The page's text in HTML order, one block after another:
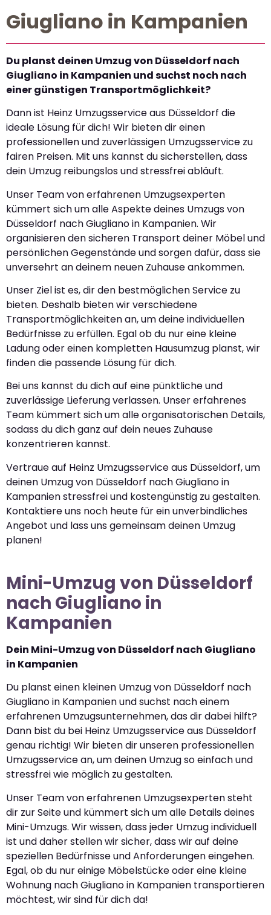
Giugliano in Kampanien
Du planst deinen Umzug von Düsseldorf nach
Giugliano in Kampanien und suchst noch nach
einer günstigen Transportmöglichkeit?
Dann ist Heinz Umzugsservice aus Düsseldorf die
ideale Lösung für dich! Wir bieten dir einen
professionellen und zuverlässigen Umzugsservice zu
fairen Preisen. Mit uns kannst du sicherstellen, dass
dein Umzug reibungslos und stressfrei abläuft.
Unser Team von erfahrenen Umzugsexperten
kümmert sich um alle Aspekte deines Umzugs von
Düsseldorf nach Giugliano in Kampanien. Wir
organisieren den sicheren Transport deiner Möbel und
persönlichen Gegenstände und sorgen dafür, dass sie
unversehrt an deinem neuen Zuhause ankommen.
Unser Ziel ist es, dir den bestmöglichen Service zu
bieten. Deshalb bieten wir verschiedene
Transportmöglichkeiten an, um deine individuellen
Bedürfnisse zu erfüllen. Egal ob du nur eine kleine
Ladung oder einen kompletten Hausumzug planst, wir
finden die passende Lösung für dich.
Bei uns kannst du dich auf eine pünktliche und
zuverlässige Lieferung verlassen. Unser erfahrenes
Team kümmert sich um alle organisatorischen Details,
sodass du dich ganz auf dein neues Zuhause
konzentrieren kannst.
Vertraue auf Heinz Umzugsservice aus Düsseldorf, um
deinen Umzug von Düsseldorf nach Giugliano in
Kampanien stressfrei und kostengünstig zu gestalten.
Kontaktiere uns noch heute für ein unverbindliches
Angebot und lass uns gemeinsam deinen Umzug
planen!
Mini-Umzug von Düsseldorf
nach Giugliano in
Kampanien
Dein Mini-Umzug von Düsseldorf nach Giugliano
in Kampanien
Du planst einen kleinen Umzug von Düsseldorf nach
Giugliano in Kampanien und suchst nach einem
erfahrenen Umzugsunternehmen, das dir dabei hilft?
Dann bist du bei Heinz Umzugsservice aus Düsseldorf
genau richtig! Wir bieten dir unseren professionellen
Umzugsservice an, um deinen Umzug so einfach und
stressfrei wie möglich zu gestalten.
Unser Team von erfahrenen Umzugsexperten steht
dir zur Seite und kümmert sich um alle Details deines
Mini-Umzugs. Wir wissen, dass jeder Umzug individuell
ist und daher stellen wir sicher, dass wir auf deine
speziellen Bedürfnisse und Anforderungen eingehen.
Egal, ob du nur einige Möbelstücke oder eine kleine
Wohnung nach Giugliano in Kampanien transportieren
möchtest, wir sind für dich da!